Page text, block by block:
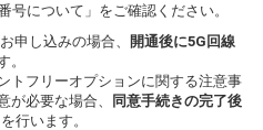
号について」をご確認ください。
申し込みの場合、 開通後に5G回線
。
トフリーオプションに関する注意事
が必要な場合、 同意手続きの完了後
を行います。